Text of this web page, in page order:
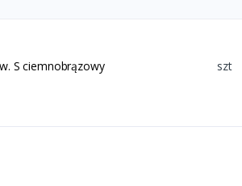
S ciemnobrązowy szt